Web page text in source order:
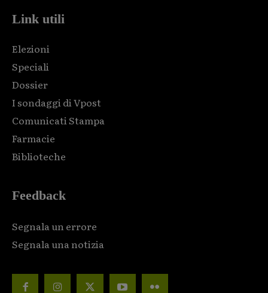
Link utili
Elezioni
Speciali
Dossier
I sondaggi di Vpost
Comunicati Stampa
Farmacie
Biblioteche
Feedback
Segnala un errore
Segnala una notizia